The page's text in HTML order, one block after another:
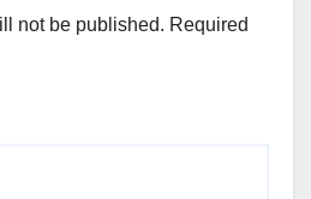
not be published. Required